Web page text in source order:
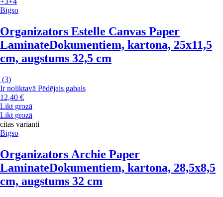
Bigso
Organizators Estelle Canvas Paper
LaminateDokumentiem, kartona, 25x11,5
cm, augstums 32,5 cm
(3)
Ir noliktavā Pēdējais gabals
12,40 €
Likt grozā
Likt grozā
citas varianti
Bigso
Organizators Archie Paper
LaminateDokumentiem, kartona, 28,5x8,5
cm, augstums 32 cm